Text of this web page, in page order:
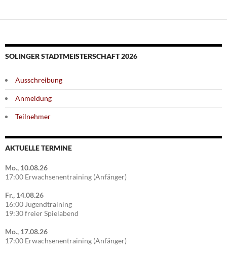
SOLINGER STADTMEISTERSCHAFT 2026
Ausschreibung
Anmeldung
Teilnehmer
AKTUELLE TERMINE
Mo., 10.08.26
17:00 Erwachsenentraining (Anfänger)
Fr., 14.08.26
16:00 Jugendtraining
19:30 freier Spielabend
Mo., 17.08.26
17:00 Erwachsenentraining (Anfänger)